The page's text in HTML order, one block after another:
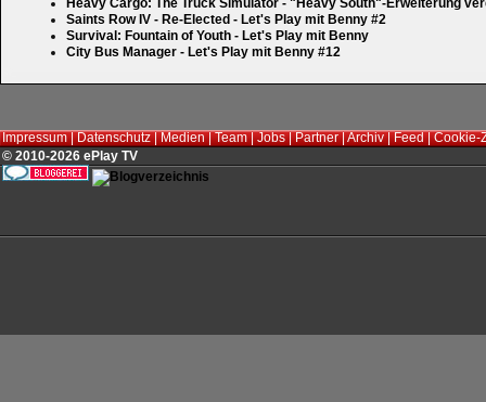
Saints Row IV - Re-Elected - Let's Play mit Benny #2
Survival: Fountain of Youth - Let's Play mit Benny
City Bus Manager - Let's Play mit Benny #12
Impressum|Datenschutz|Medien|Team|Jobs|Partner|Archiv|Feed|Cookie-
© 2010-2026 ePlay TV